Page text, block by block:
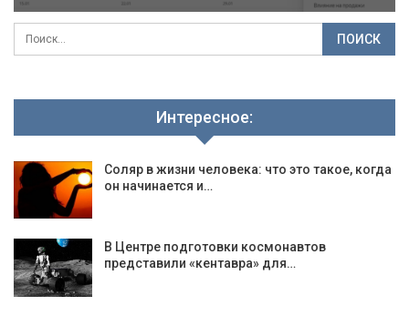
Интересное:
Соляр в жизни человека: что это такое, когда
он начинается и…
В Центре подготовки космонавтов
представили «кентавра» для…